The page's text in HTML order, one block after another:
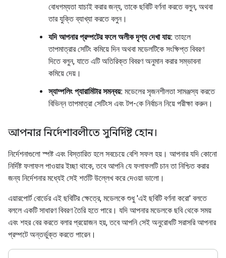
বোধগম্যতা যাচাই করার জন্য, তাকে ছবিটি বর্ণনা করতে বলুন, অথবা
তার যুক্তি ব্যাখ্যা করতে বলুন।
যদি আপনার প্রম্পটের ফলে অলীক দৃশ্য দেখা যায়:তাহলে
তাপমাত্রার সেটিং কমিয়ে দিন অথবা মডেলটিকে সংক্ষিপ্ত বিবরণ
দিতে বলুন, যাতে এটি অতিরিক্ত বিবরণ অনুমান করার সম্ভাবনা
কমিয়ে দেয়।
স্যাম্পলিং প্যারামিটার সমন্বয়: মডেলের সৃজনশীলতা সামঞ্জস্য করতে
বিভিন্ন তাপমাত্রা সেটিংস এবং টপ-কে নির্বাচন নিয়ে পরীক্ষা করুন।
আপনার নির্দেশাবলীতে সুনির্দিষ্ট হোন।
নির্দেশনাগুলো স্পষ্ট এবং বিস্তারিত হলে সবচেয়ে বেশি সফল হয়। আপনার যদি কোনো
নির্দিষ্ট ফলাফল পাওয়ার ইচ্ছা থাকে, তবে আপনি যে ফলাফলটি চান তা নিশ্চিত করার
জন্য নির্দেশনার মধ্যেই সেই শর্তটি উল্লেখ করে দেওয়া ভালো।
এয়ারপোর্ট বোর্ডের এই ছবিটির ক্ষেত্রে, মডেলকে শুধু 'এই ছবিটি বর্ণনা করো' বলতে
বললে একটি সাধারণ বিবরণ তৈরি হতে পারে। যদি আপনার মডেলকে ছবি থেকে সময়
এবং শহর বের করতে বলার প্রয়োজন হয়, তবে আপনি সেই অনুরোধটি সরাসরি আপনার
প্রম্পটে অন্তর্ভুক্ত করতে পারেন।